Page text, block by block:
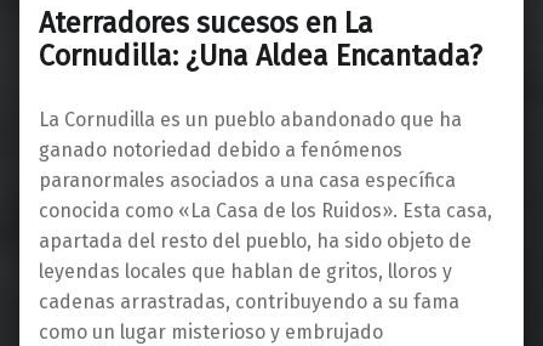
Aterradores sucesos en La
Cornudilla: ¿Una Aldea Encantada?
La Cornudilla es un pueblo abandonado que ha
ganado notoriedad debido a fenómenos
paranormales asociados a una casa específica
conocida como «La Casa de los Ruidos». Esta casa,
apartada del resto del pueblo, ha sido objeto de
leyendas locales que hablan de gritos, lloros y
cadenas arrastradas, contribuyendo a su fama
como un lugar misterioso y embrujado